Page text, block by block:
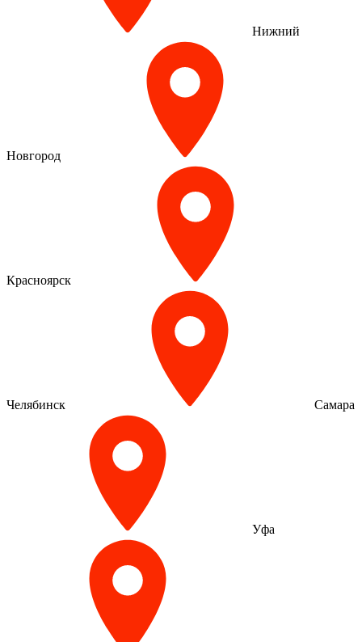
Нижний
Новгород
Красноярск
Челябинск Самара
Уфа